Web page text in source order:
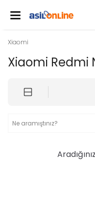
Xiaomi
Xiaomi Redmi